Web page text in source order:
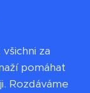
za
pomáhat
Rozdáváme